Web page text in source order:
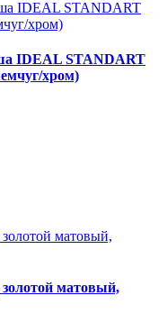
IDEAL STANDART
хром)
матовый,